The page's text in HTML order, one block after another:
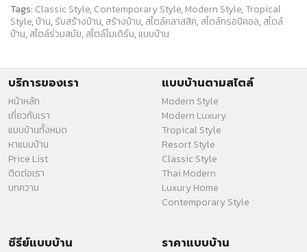
Tags: Classic Style, Contemporary Style, Modern Style, Tropical
Style, บ้าน, รับสร้างบ้าน, สร้างบ้าน, สไตล์คลาสสิค, สไตล์ทรอปิคอล, สไตล์
บ้าน, สไตล์ร่วมสมัย, สไตล์โมเดิร์น, แบบบ้าน
บริการของเรา
หน้าหลัก
เกี่ยวกับเรา
แบบบ้านทั้งหมด
หาแบบบ้าน
Price List
ติดต่อเรา
บทความ
แบบบ้านตามสไตล์
Modern Style
Modern Luxury
Tropical Style
Resort Style
Classic Style
Thai Modern
Luxury Home
Contemporary Style
ซีรีย์แบบบ้าน ราคาแบบบ้าน